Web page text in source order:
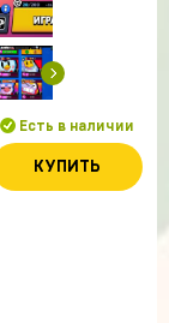
Есть в наличии
КУПИТЬ